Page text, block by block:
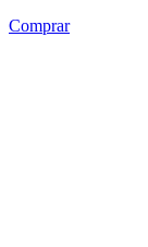
Comprar